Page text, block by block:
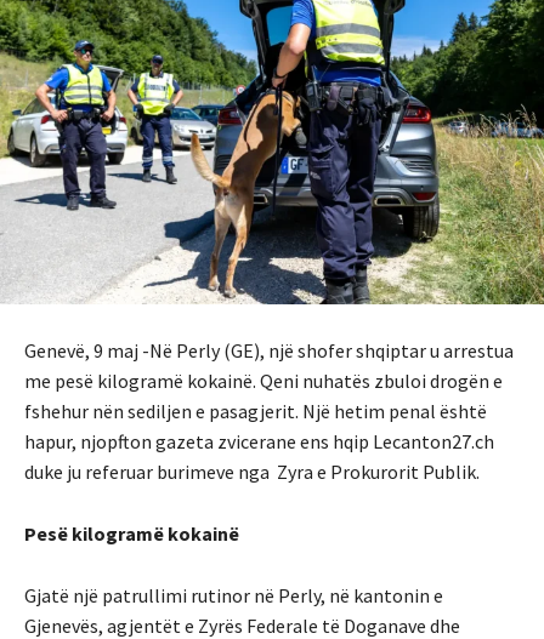
Genevë, 9 maj -Në Perly (GE), një shofer shqiptar u arrestua
me pesë kilogramë kokainë. Qeni nuhatës zbuloi drogën e
fshehur nën sediljen e pasagjerit. Një hetim penal është
hapur, njopfton gazeta zvicerane ens hqip Lecanton27.ch
duke ju referuar burimeve nga Zyra e Prokurorit Publik.
Pesë kilogramë kokainë
Gjatë një patrullimi rutinor në Perly, në kantonin e
Gjenevës, agjentët e Zyrës Federale të Doganave dhe